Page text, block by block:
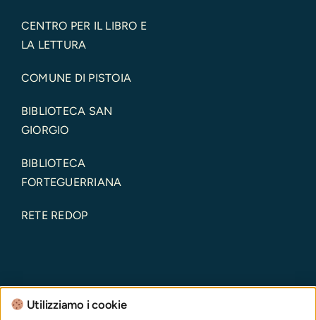
CENTRO PER IL LIBRO E
LA LETTURA
COMUNE DI PISTOIA
BIBLIOTECA SAN
GIORGIO
BIBLIOTECA
FORTEGUERRIANA
RETE REDOP
Utilizziamo i cookie